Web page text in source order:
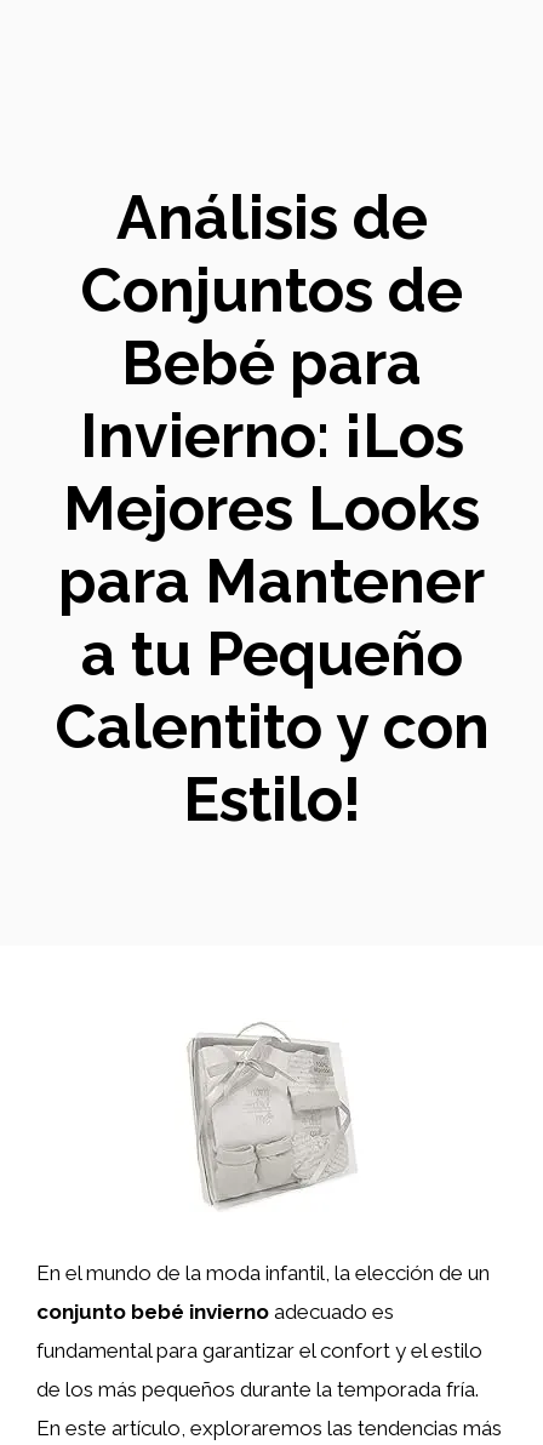
Análisis de
Conjuntos de
Bebé para
Invierno: ¡Los
Mejores Looks
para Mantener
a tu Pequeño
Calentito y con
Estilo!
En el mundo de la moda infantil, la elección de un
conjunto bebé invierno adecuado es
fundamental para garantizar el confort y el estilo
de los más pequeños durante la temporada fría.
En este artículo, exploraremos las tendencias más